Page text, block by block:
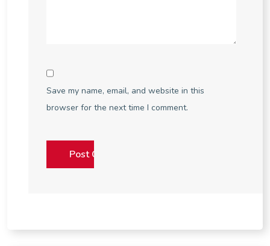
Save my name, email, and website in this
browser for the next time I comment.